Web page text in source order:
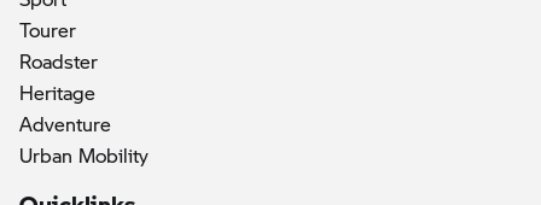
Tourer
Roadster()
Heritage
Adventure
Urban Mobility